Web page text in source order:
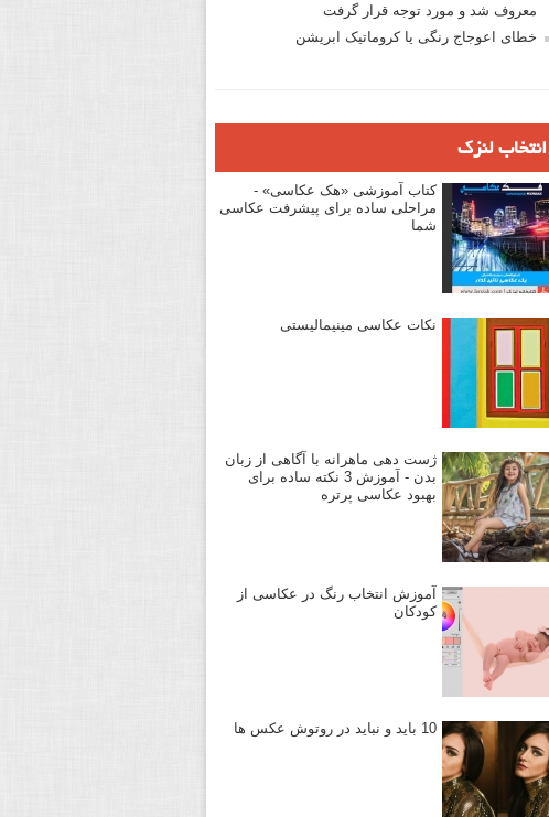
معروف شد و مورد توجه قرار گرفت
خطای اعوجاج رنگی یا کروماتیک ابریشن
انتخاب لنزک
کتاب آموزشی «هک عکاسی» -
مراحلی ساده برای پیشرفت عکاسی
شما
نکات عکاسی مینیمالیستی
ژست دهی ماهرانه با آگاهی از زبان
بدن - آموزش 3 نکته ساده برای
بهبود عکاسی پرتره
آموزش انتخاب رنگ در عکاسی از
کودکان
10 باید و نباید در روتوش عکس ها